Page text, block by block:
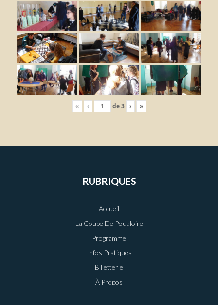
« ‹ de3 › »
RUBRIQUES
Accueil
La Coupe De Poudloire
Programme
Infos Pratiques
Billetterie
À Propos